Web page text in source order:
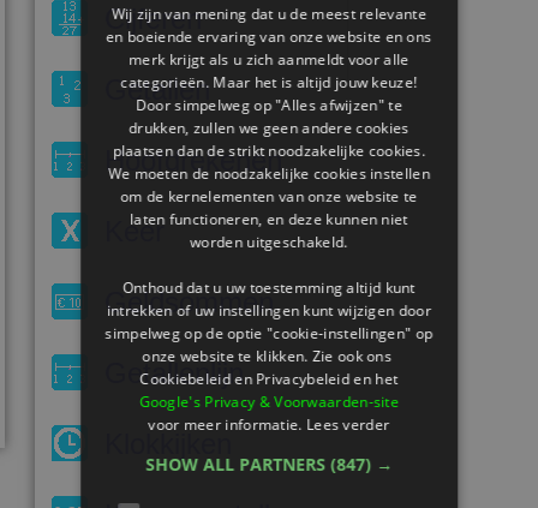
Cijferen
Getallen
Hoofdrekenen
Keer
Geldsommen
Getallenlijn
Wij zijn van mening dat u de meest relevante
en boeiende ervaring van onze website en ons
merk krijgt als u zich aanmeldt voor alle
categorieën. Maar het is altijd jouw keuze!
Door simpelweg op "Alles afwijzen" te
drukken, zullen we geen andere cookies
plaatsen dan de strikt noodzakelijke cookies.
We moeten de noodzakelijke cookies instellen
om de kernelementen van onze website te
laten functioneren, en deze kunnen niet
worden uitgeschakeld.
Onthoud dat u uw toestemming altijd kunt
intrekken of uw instellingen kunt wijzigen door
simpelweg op de optie "cookie-instellingen" op
onze website te klikken. Zie ook ons ​​
Cookiebeleid en Privacybeleid en het
Google's Privacy & Voorwaarden-site
voor meer informatie. Lees verder
SHOW ALL PARTNERS (847) →